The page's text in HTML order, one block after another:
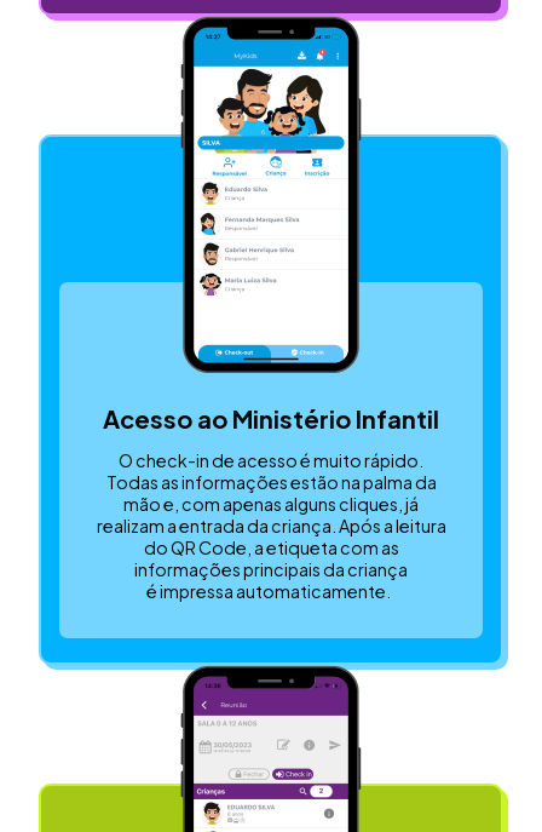
Acesso ao Ministério Infantil
O check-in de acesso é muito rápido.
Todas as informações estão na palma da
mão e, com apenas alguns cliques, já
realizam a entrada da criança. Após a leitura
do QR Code, a etiqueta com as
informações principais da criança
é impressa automaticamente.